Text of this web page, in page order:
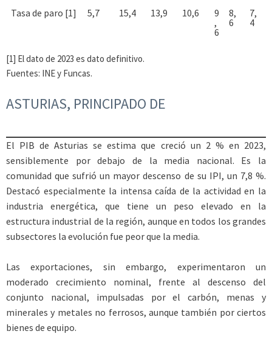
Tasa de paro [1] 5,7 15,4 13,9 10,6
9
,
6
8,
6
7,
4
[1] El dato de 2023 es dato definitivo.
Fuentes: INE y Funcas.
ASTURIAS, PRINCIPADO DE
El PIB de Asturias se estima que creció un 2 % en 2023,
sensiblemente por debajo de la media nacional. Es la
comunidad que sufrió un mayor descenso de su IPI, un 7,8 %.
Destacó especialmente la intensa caída de la actividad en la
industria energética, que tiene un peso elevado en la
estructura industrial de la región, aunque en todos los grandes
subsectores la evolución fue peor que la media.
Las exportaciones, sin embargo, experimentaron un
moderado crecimiento nominal, frente al descenso del
conjunto nacional, impulsadas por el carbón, menas y
minerales y metales no ferrosos, aunque también por ciertos
bienes de equipo.